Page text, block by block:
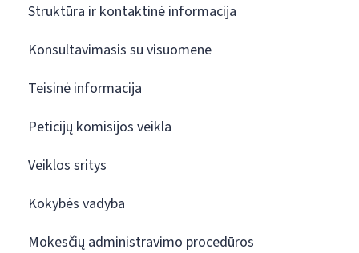
Struktūra ir kontaktinė informacija
Konsultavimasis su visuomene
Teisinė informacija
Peticijų komisijos veikla
Veiklos sritys
Kokybės vadyba
Mokesčių administravimo procedūros